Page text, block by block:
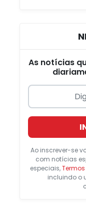
As notícias
Ao inscrever-se
com notícias
especiais,
incluindo o